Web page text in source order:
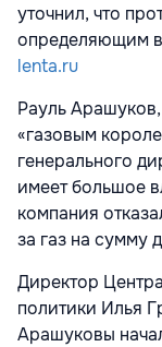
уточнил, что
определяющим
lenta.ru
Рауль
«газовым
генерального
имеет большое
компания
за газ на сумму
Директор
политики Илья
Арашуковы